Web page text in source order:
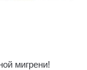
мигрени!